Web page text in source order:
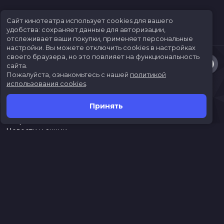
Скоро в кино
Новости и акции
Сайт кинотеатра использует cookies для вашего
удобства: сохраняет данные для авторизации,
отслеживает ваши покупки, применяет персональные
настройки.Вы можете отключить cookies в настройках
своего браузера, но это повлияет на функциональность
сайта.
Пожалуйста, ознакомьтесь с нашей политикой
использования cookies
Принять